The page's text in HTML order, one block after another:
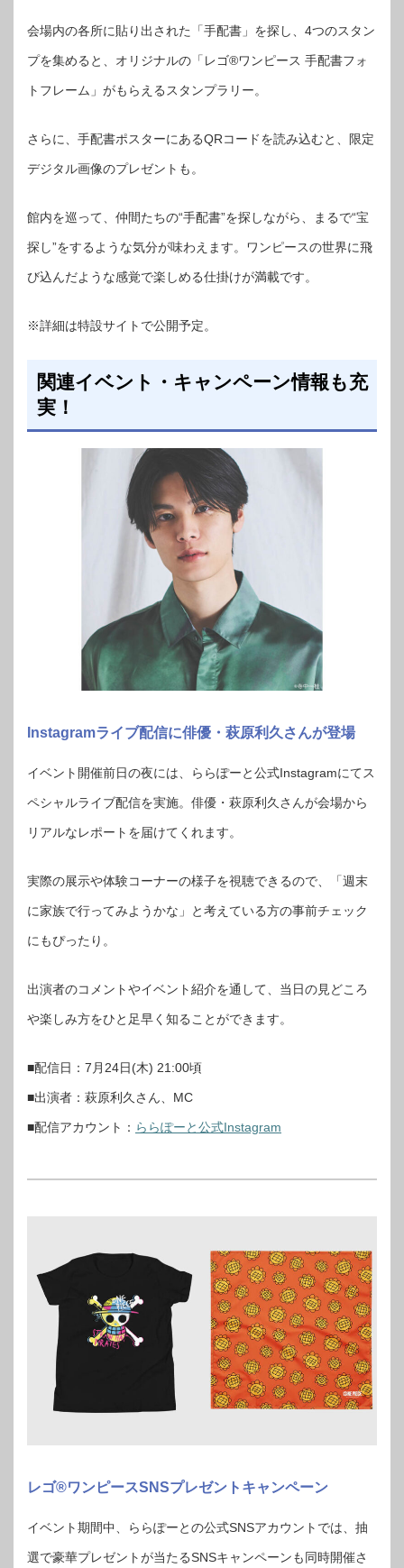
会場内の各所に貼り出された「手配書」を探し、4つのスタン
プを集めると、オリジナルの「レゴ®ワンピース 手配書フォ
トフレーム」がもらえるスタンプラリー。
さらに、手配書ポスターにあるQRコードを読み込むと、限定
デジタル画像のプレゼントも。
館内を巡って、仲間たちの“手配書”を探しながら、まるで“宝
探し”をするような気分が味わえます。ワンピースの世界に飛
び込んだような感覚で楽しめる仕掛けが満載です。
※詳細は特設サイトで公開予定。
関連イベント・キャンペーン情報も充
実！
Instagramライブ配信に俳優・萩原利久さんが登場
イベント開催前日の夜には、ららぽーと公式Instagramにてス
ペシャルライブ配信を実施。俳優・萩原利久さんが会場から
リアルなレポートを届けてくれます。
実際の展示や体験コーナーの様子を視聴できるので、「週末
に家族で行ってみようかな」と考えている方の事前チェック
にもぴったり。
出演者のコメントやイベント紹介を通して、当日の見どころ
や楽しみ方をひと足早く知ることができます。
■配信日：7月24日(木) 21:00頃
■出演者：萩原利久さん、MC
■配信アカウント： ららぽーと公式Instagram
レゴ®ワンピースSNSプレゼントキャンペーン
イベント期間中、ららぽーとの公式SNSアカウントでは、抽
選で豪華プレゼントが当たるSNSキャンペーンも同時開催さ